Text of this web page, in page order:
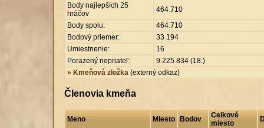
Body najlepších 25
hráčov
464.710
Body spolu:
464.710
Bodový priemer:
33.194
Umiestnenie:
16
Porazený nepriateľ:
9.225.834 (18.)
» Kmeňová zložka (externý odkaz)
Členovia kmeňa
Meno Miesto Bodov
Celkové
miesto